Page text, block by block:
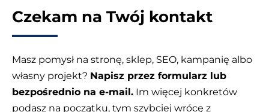
Czekam na Twój kontakt
Masz pomysł na stronę, sklep, SEO, kampanię albo
własny projekt? Napisz przez formularz lub
bezpośrednio na e-mail. Im więcej konkretów
podasz na początku, tym szybciej wrócę z